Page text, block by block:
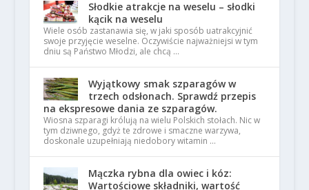
Słodkie atrakcje na weselu – słodki
kącik na weselu
Wiele osób zastanawia się, w jaki sposób uatrakcyjnić
swoje przyjęcie weselne. Oczywiście najważniejsi w tym
dniu są Państwo Młodzi, ale chcą …
Wyjątkowy smak szparagów w
trzech odsłonach. Sprawdź przepis
na ekspresowe dania ze szparagów.
Wiosna szparagi królują na wielu Polskich stołach. Nic w
tym dziwnego, gdyż te zdrowe i smaczne warzywa,
doskonale uzupełniają niedobory witamin …
Mączka rybna dla owiec i kóz:
Wartościowe składniki, wartość